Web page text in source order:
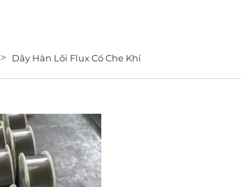
> Dây Hàn Lõi Flux Có Che Khí